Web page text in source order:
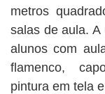
metros
salas de aula. A
alunos com
flamenco,
pintura em tela